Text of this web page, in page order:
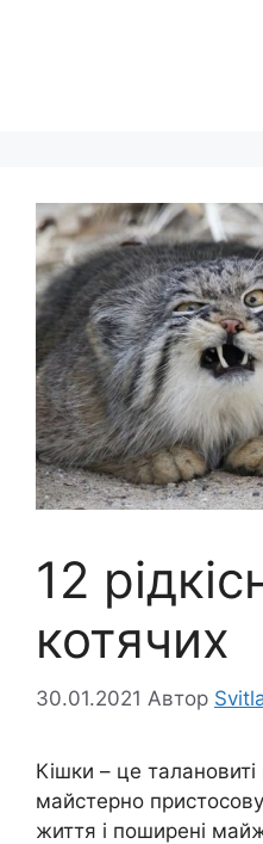
12
котячих
30.01.2021 Автор
Кішки – це
майстерно
життя і поширені